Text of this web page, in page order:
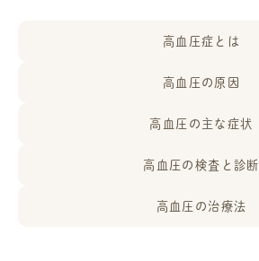
高血圧症とは
高血圧の原因
高血圧の主な症状
高血圧の検査と診断
高血圧の治療法